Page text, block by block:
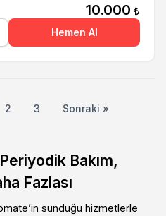
10.000 ₺
Hemen Al
2 3 Sonraki »
Bakım,
Fazlası
sunduğu hizmetlerle